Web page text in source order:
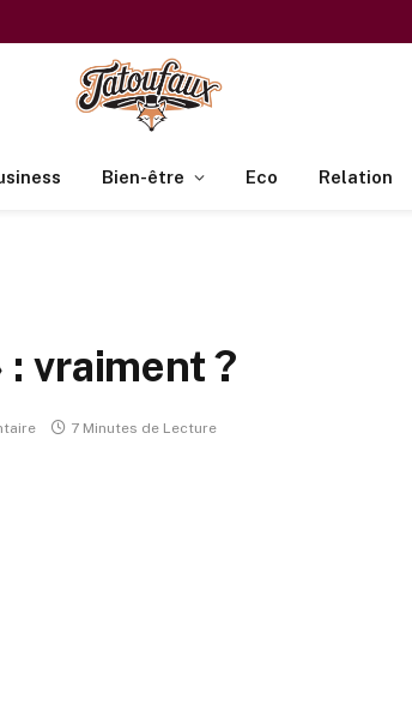
Bien-être Eco Relation
: vraiment ?
7 Minutes de Lecture